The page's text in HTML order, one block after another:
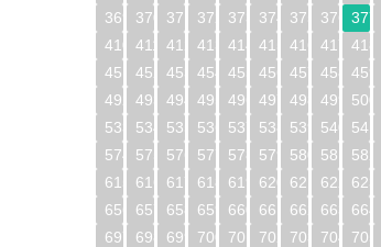
369
370 371 372 373 374 375 376 377
410
411 412 413 414 415 416 417 418
451
452 453 454 455 456 457 458 459
492
493 494 495 496 497 498 499 500
533
534 535 536 537 538 539 540 541
574
575 576 577 578 579 580 581 582
615
616 617 618 619 620 621 622 623
656
657 658 659 660 661 662 663 664
697
698 699 700 701 702 703 704 705